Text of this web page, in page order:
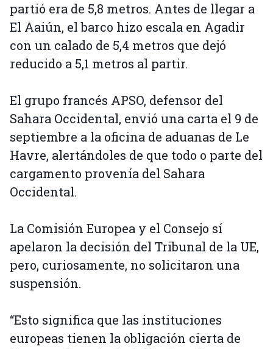
partió era de 5,8 metros. Antes de llegar a
El Aaiún, el barco hizo escala en Agadir
con un calado de 5,4 metros que dejó
reducido a 5,1 metros al partir.
El grupo francés APSO, defensor del
Sahara Occidental, envió una carta el 9 de
septiembre a la oficina de aduanas de Le
Havre, alertándoles de que todo o parte del
cargamento provenía del Sahara
Occidental.
La Comisión Europea y el Consejo sí
apelaron la decisión del Tribunal de la UE,
pero, curiosamente, no solicitaron una
suspensión.
“Esto significa que las instituciones
europeas tienen la obligación cierta de